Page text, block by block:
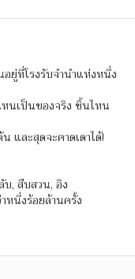
อยู่ที่โรงรับจำนำแห่งหนึ่ง
นเป็นของจริง ชิ้นไหน
และสุดจะคาดเดาได้!
, สืบสวน, อิง
หนึ่งร้อยล้านครั้ง